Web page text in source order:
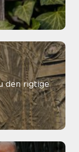
den rigtige